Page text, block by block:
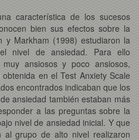
característica de los sucesos
bien sus efectos sobre la
y Markham (1998) estudiaron la
nivel de ansiedad. Para ello
ansiosos y poco ansiosos,
en el Test Anxiety Scale
encontrados indicaban que los
ansiedad también estaban más
a las preguntas sobre la
nivel de ansiedad inicial. Y que
al grupo de alto nivel realizaron